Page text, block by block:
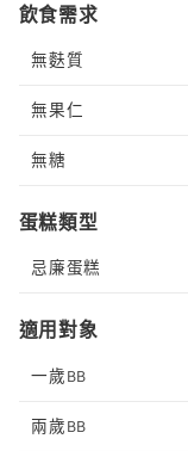
飲食需求
無麩質
無果仁
無糖
蛋糕類型
忌廉蛋糕
適用對象
一歲BB
兩歲BB